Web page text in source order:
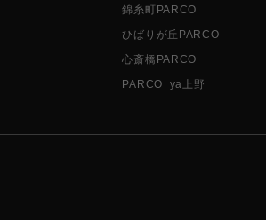
錦糸町PARCO
ひばりが丘PARCO
心斎橋PARCO
PARCO_ya上野